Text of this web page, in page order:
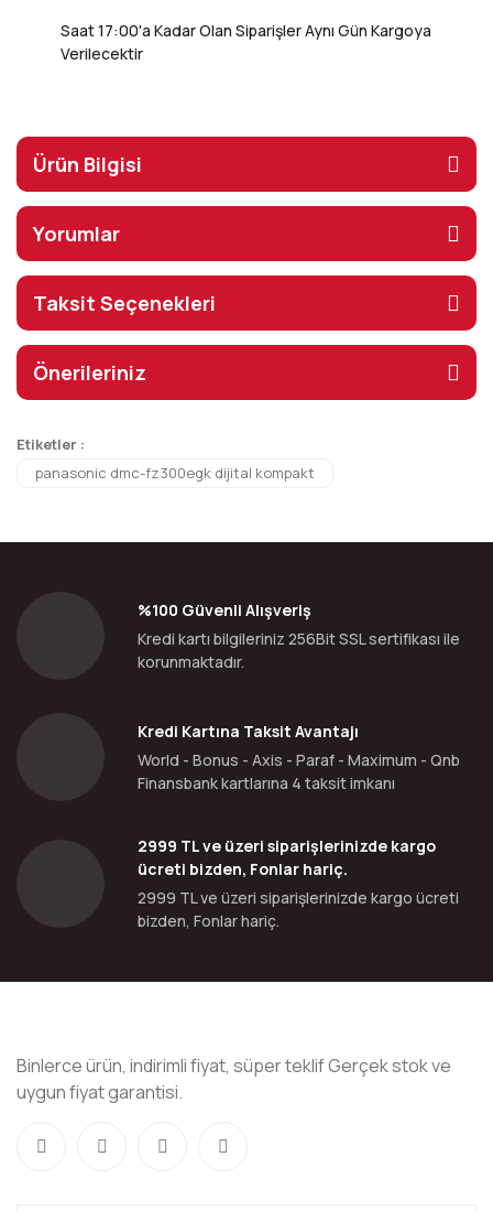
Saat 17:00'a Kadar Olan Siparişler Aynı Gün Kargoya
Verilecektir
Ürün Bilgisi
Yorumlar
Taksit Seçenekleri
Önerileriniz
Etiketler :
panasonic dmc-fz300egk dijital kompakt
%100 Güvenli Alışveriş
Kredi kartı bilgileriniz 256Bit SSL sertifikası ile
korunmaktadır.
Kredi Kartına Taksit Avantajı
World - Bonus - Axis - Paraf - Maximum - Qnb
Finansbank kartlarına 4 taksit imkanı
2999 TL ve üzeri siparişlerinizde kargo
ücreti bizden, Fonlar hariç.
2999 TL ve üzeri siparişlerinizde kargo ücreti
bizden, Fonlar hariç.
Binlerce ürün, indirimli fiyat, süper teklif Gerçek stok ve
uygun fiyat garantisi.